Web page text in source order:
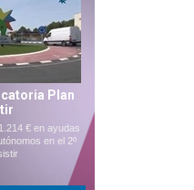
Plan
€ en ayudas
en el 2º